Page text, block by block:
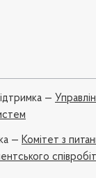
—
— Комітет з